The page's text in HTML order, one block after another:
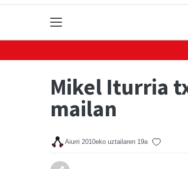
Mikel Iturria
mailan
Aiurri 2010eko uztailaren 19a